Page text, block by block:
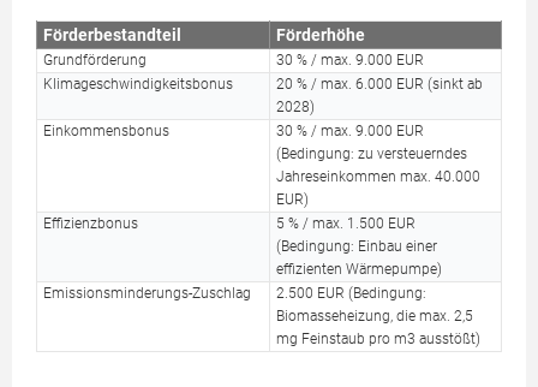
Förderbestandteil Förderhöhe
Grundförderung
30 % / max. 9.000 EUR
Klimageschwindigkeitsbonus
20 % / max. 6.000 EUR (sinkt ab
2028)
Einkommensbonus
30 % / max. 9.000 EUR
(Bedingung: zu versteuerndes
Jahreseinkommen max. 40.000
EUR)
Effizienzbonus
5 % / max. 1.500 EUR
(Bedingung: Einbau einer
effizienten Wärmepumpe)
Emissionsminderungs-Zuschlag
2.500 EUR (Bedingung:
Biomasseheizung, die max. 2,5
mg Feinstaub pro m3 ausstößt)